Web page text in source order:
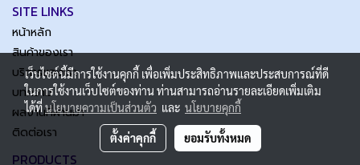
SITE LINKS
หน้าหลัก
สินค้าของเรา
บริการของเรา
บทความ
ผลงานที่ผ่านมา
ติดต่อเรา
PRODUCTS
เว็บไซต์นี้มีการใช้งานคุกกี้ เพื่อเพิ่มประสิทธิภาพและประสบการณ์ที่ดี
ในการใช้งานเว็บไซต์ของท่าน ท่านสามารถอ่านรายละเอียดเพิ่มเติม
ได้ที่นโยบายความเป็นส่วนตัว และ นโยบายคุกกี้
ตั้งค่าคุกกี้ ยอมรับทั้งหมด